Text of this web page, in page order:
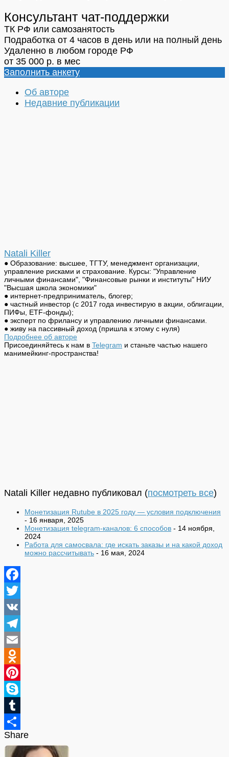
Консультант чат-поддержки
ТК РФ или самозанятость
Подработка от 4 часов в день или на полный день
Удаленно в любом городе РФ
от 35 000 р. в мес
Заполнить анкету
Об авторе
Недавние публикации
Natali Killer
● Образование: высшее, ТГТУ, менеджмент организации,
управление рисками и страхование. Курсы: "Управление
личными финансами", "Финансовые рынки и институты" НИУ
"Высшая школа экономики"
● интернет-предприниматель, блогер;
● частный инвестор (с 2017 года инвестирую в акции, облигации,
ПИФы, ETF-фонды);
● эксперт по фрилансу и управлению личными финансами.
● живу на пассивный доход (пришла к этому с нуля)
Подробнее об авторе
Присоединяйтесь к нам в Telegram и станьте частью нашего
манимейкинг-пространства!
Natali Killer недавно публиковал (посмотреть все)
Монетизация Rutube в 2025 году — условия подключения
- 16 января, 2025
Монетизация telegram-каналов: 6 способов - 14 ноября,
2024
Работа для самосвала: где искать заказы и на какой доход
можно рассчитывать - 16 мая, 2024
Facebook
Twitter
VK
Telegram
Email
Odnoklassniki
Pinterest
Skype
Tumblr
Отправить
Share